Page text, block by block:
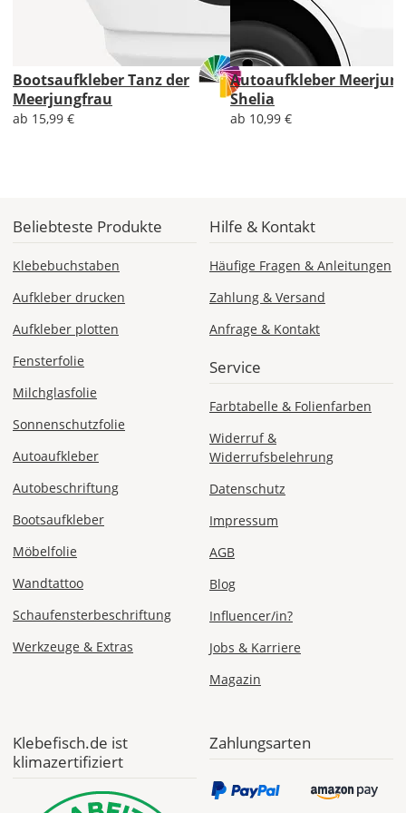
Lieferzeit
&
Economy
Deutschland
Mi., 19.08. -
1,99 EUR
Produktionsaufschlag
Versandkosten 1,99
Sa., 15.08. -
Mi., 19.08.
EU
CH
Bootsaufkleber Tanz der
Meerjungfrau
ab 15,99 €
Autoaufkleber
Shelia
ab 10,99 €
Beliebteste Produkte
Klebebuchstaben
Aufkleber drucken
Aufkleber plotten
Fensterfolie
Milchglasfolie
Sonnenschutzfolie
Autoaufkleber
Autobeschriftung
Bootsaufkleber
Möbelfolie
Wandtattoo
Schaufensterbeschriftung
Werkzeuge & Extras
Hilfe & Kontakt
Häufige Fragen & Anleitungen
Zahlung & Versand
Anfrage & Kontakt
Service
Farbtabelle & Folienfarben
Widerruf &
Widerrufsbelehrung
Datenschutz
Impressum
AGB
Blog
Influencer/in?
Jobs & Karriere
Magazin
Klebefisch.de ist
klimazertifiziert
Zahlungsarten